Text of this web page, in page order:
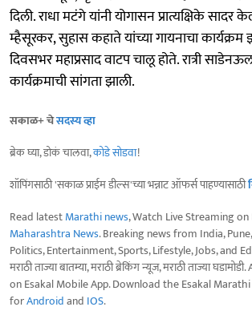
दिली. राधा मटंगे यांनी योगासन प्रात्यक्षिके
म्हैसूरकर, सुहास कहाते यांच्या गायनाचा कार्यक्रम
दिवसभर महाप्रसाद वाटप चालू होते. रात्री
कार्यक्रमाची सांगता झाली.
सकाळ+ चेसदस्य व्हा
ब्रेक घ्या, डोकं चालवा,कोडे सोडवा!
शॉपिंगसाठी 'सकाळ प्राईम डील्स'च्या भन्नाट ऑफर्स पाहण्यासाठी
Read latestMarathi news, Watch Live Streaming on
Maharashtra News. Breaking news from India,
Politics, Entertainment, Sports, Lifestyle, Jobs, and
मराठी ताज्या बातम्या, मराठी ब्रेकिंग न्यूज, मराठी ताज्या
on Esakal Mobile App. Download the Esakal
forAndroidand IOS.